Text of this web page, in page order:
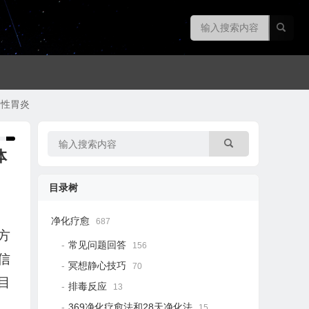
胃炎
目录树
净化疗愈 687
常见问题回答 156
冥想静心技巧 70
排毒反应 13